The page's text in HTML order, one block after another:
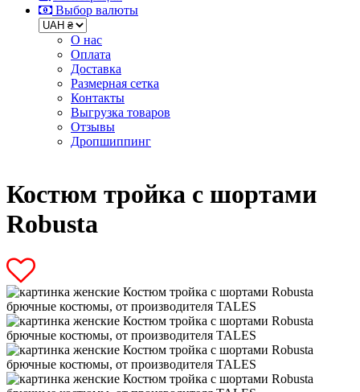
Выбор валюты
О нас
Оплата
Доставка
Размерная сетка
Контакты
Выгрузка товаров
Отзывы
Дропшиппинг
Костюм тройка с шортами
Robusta